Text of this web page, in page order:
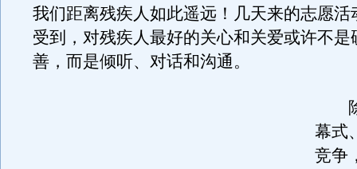
我们距离残疾人如此遥远！几天来的志愿活
受到，对残疾人最好的关心和关爱或许不是
善，而是倾听、对话和沟通。
除
幕式
竞争